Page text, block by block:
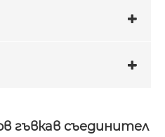
гъвкав съединител